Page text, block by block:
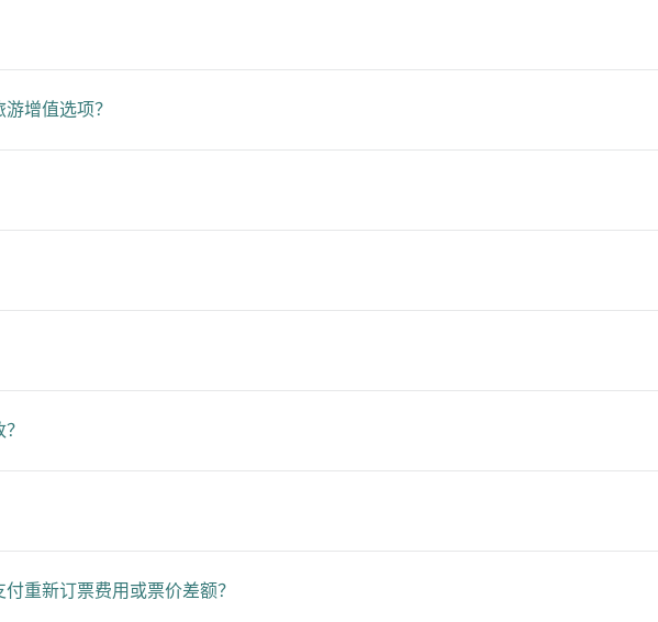
增值选项？
重新订票费用或票价差额？